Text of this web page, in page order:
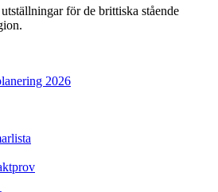
för de brittiska stående
2026